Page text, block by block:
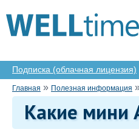
Подписка (облачная лицензия)
Главная » Полезная информация
Какие мини